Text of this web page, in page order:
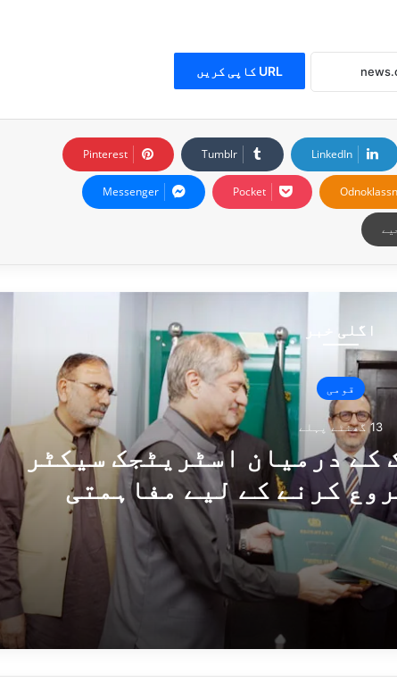
URL کاپی کریں
LinkedIn
Tumblr
Pinterest
Pocket
Messenger
اگلی خبر
قومی
13 گھنٹے پہلے
کے درمیان اسٹریٹجک سیکٹر
کرنے کے لیے مفاہمتی
پر دستخط
پاکستان اور ڈنمارک کے درمیان اسٹریٹجک سیکٹر تعاون پروگرام شروع کرنے کے لیے مفاہمتی یادداشت پر دستخط